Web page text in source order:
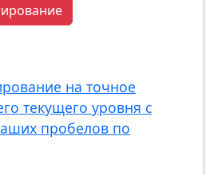
на точное
текущего уровня с
пробелов по